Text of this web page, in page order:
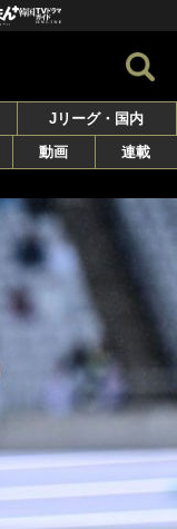
Jリーグ・国内
動画 連載